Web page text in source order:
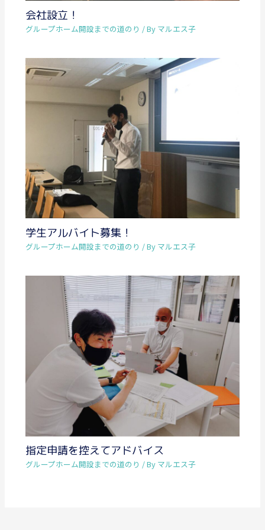
会社設立！
グループホーム開設までの道のり / By マルエス子
学生アルバイト募集！
グループホーム開設までの道のり / By マルエス子
指定申請を控えてアドバイス
グループホーム開設までの道のり / By マルエス子